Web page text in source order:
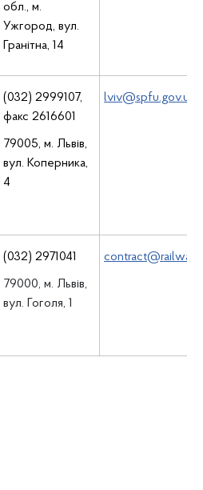
обл., м.
Ужгород, вул.
Гранітна, 14
(032) 2999107,
факс 2616601
79005, м. Львів,
вул. Коперника,
4
lviv@spfu.gov.ua
(032) 2971041
79000, м. Львів,
вул. Гоголя, 1